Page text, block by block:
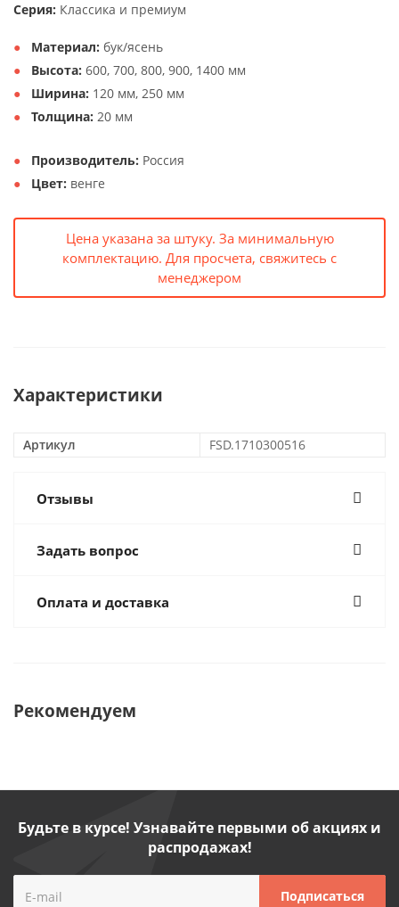
Серия: Классика и премиум
Материал: бук/ясень
Высота: 600, 700, 800, 900, 1400 мм
Ширина: 120 мм, 250 мм
Толщина: 20 мм
Производитель: Россия
Цвет: венге
Цена указана за штуку. За минимальную
комплектацию. Для просчета, свяжитесь с
менеджером
Характеристики
Артикул FSD.1710300516
Отзывы
Задать вопрос
Оплата и доставка
Рекомендуем
Будьте в курсе! Узнавайте первыми об акциях и
распродажах!